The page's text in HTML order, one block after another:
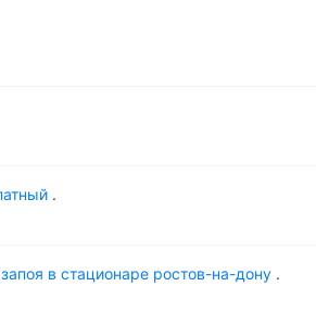
.
в стационаре ростов-на-дону .